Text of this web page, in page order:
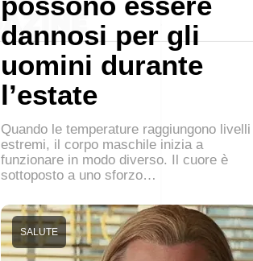
dannosi per gli
uomini durante
l’estate
Quando le temperature raggiungono livelli
estremi, il corpo maschile inizia a
funzionare in modo diverso. Il cuore è
sottoposto a uno sforzo…
SALUTE